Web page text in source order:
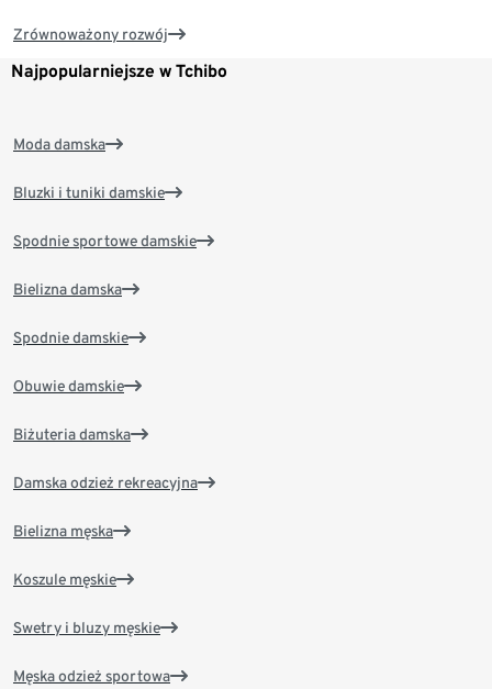
Zrównoważony rozwój
Najpopularniejsze w Tchibo
Moda damska
Bluzki i tuniki damskie
Spodnie sportowe damskie
Bielizna damska
Spodnie damskie
Obuwie damskie
Biżuteria damska
Damska odzież rekreacyjna
Bielizna męska
Koszule męskie
Swetry i bluzy męskie
Męska odzież sportowa